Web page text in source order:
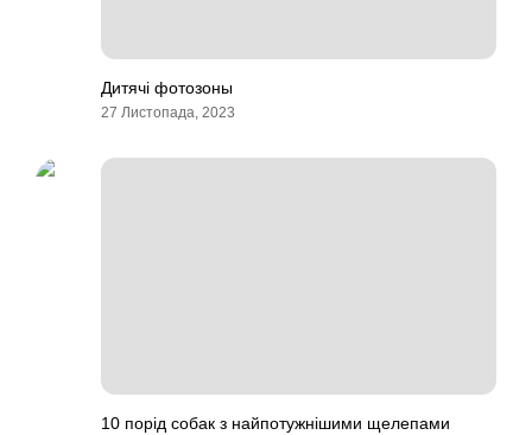
Дитячі фотозоны
27 Листопада, 2023
10 порід собак з найпотужнішими щелепами